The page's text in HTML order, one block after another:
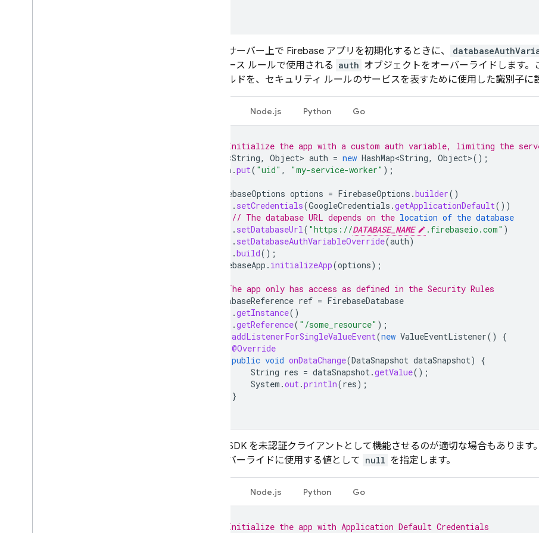
次に、サーバー上で Firebase アプリを初期化するときに、
ータベース ルールで使用される auth オブジェクトをオーバーライドします。
フィールドを、セキュリティ ルールのサービスを表すために使用した識別子に
Node.js Python Go
// Initialize the app with a custom auth variable, limiting the
Map<String, Object> auth = new HashMap<String, Object>();
auth .put( "uid" , "my-service-worker" );
FirebaseOptions options = FirebaseOptions .builder()
. setCredentials(GoogleCredentials .getApplicationDefault())
// The database URL depends on the location of the database
. setDatabaseUrl( "https://DATABASE_NAME .firebaseio.com" )
. setDatabaseAuthVariableOverride(auth)
.build();
FirebaseApp . initializeApp(options);
// The app only has access as defined in the Security Rules
DatabaseReference ref = FirebaseDatabase
.getInstance()
.getReference( "/some_resource" );
addListenerForSingleValueEvent(new ValueEventListener()
{
@Override
public void onDataChange(DataSnapshot dataSnapshot)
{
String res = dataSnapshot.getValue();
System .out.println(res);
}
Admin SDK を未認証クライアントとして機能させるのが適切な場合もありま
のオーバーライドに使用する値として null を指定します。
Node.js Python Go
// Initialize the app with Application Default Credentials